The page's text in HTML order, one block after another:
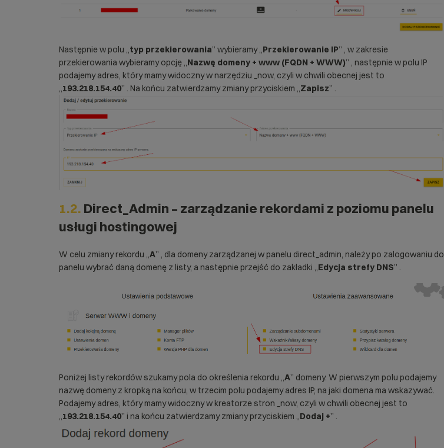
Następnie w polu „typ przekierowania” wybieramy „Przekierowanie IP” , w zakresie
przekierowania wybieramy opcję „Nazwę domeny + www (FQDN + WWW)” , następnie w polu IP
podajemy adres, który mamy widoczny w narzędziu _now, czyli w chwili obecnej jest to
„193.218.154.40” . Na końcu zatwierdzamy zmiany przyciskiem „Zapisz” .
1.2. Direct_Admin – zarządzanie rekordami z poziomu panelu
usługi hostingowej
W celu zmiany rekordu „A” , dla domeny zarządzanej w panelu direct_admin, należy po zalogowaniu do
panelu wybrać daną domenę z listy, a następnie przejść do zakładki „Edycja strefy DNS” .
Poniżej listy rekordów szukamy pola do określenia rekordu „A” domeny. W pierwszym polu podajemy
nazwę domeny z kropką na końcu, w trzecim polu podajemy adres IP, na jaki domena ma wskazywać.
Podajemy adres, który mamy widoczny w kreatorze stron _now, czyli w chwili obecnej jest to
„193.218.154.40” i na końcu zatwierdzamy zmiany przyciskiem „Dodaj +” .